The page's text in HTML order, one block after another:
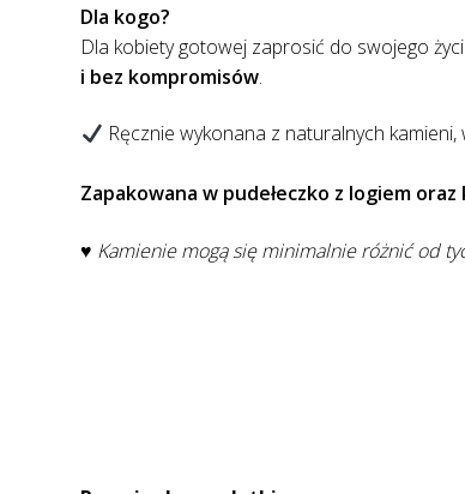
Dla kogo?
Dla kobiety gotowej zaprosić do swojego
i bez kompromisów.
Ręcznie wykonana z naturalnych
Zapakowana w pudełeczko z logiem
♥ Kamienie mogą się minimalnie różnić od